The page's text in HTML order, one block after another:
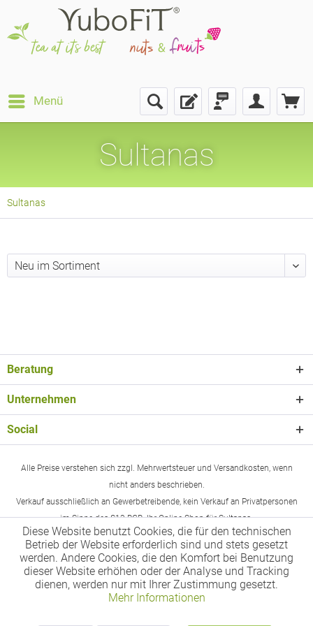
Menü
Sultanas
Sultanas
Beratung
Unternehmen
Social
Alle Preise verstehen sich zzgl. Mehrwertsteuer und Versandkosten, wenn
nicht anders beschrieben.
Verkauf ausschließlich an Gewerbetreibende, kein Verkauf an Privatpersonen
im Sinne des §13 BGB. Ihr Online-Shop für Sultanas.
Diese Website benutzt Cookies, die für den technischen
Betrieb der Website erforderlich sind und stets gesetzt
werden. Andere Cookies, die den Komfort bei Benutzung
dieser Website erhöhen oder der Analyse und Tracking
dienen, werden nur mit Ihrer Zustimmung gesetzt.
Mehr Informationen